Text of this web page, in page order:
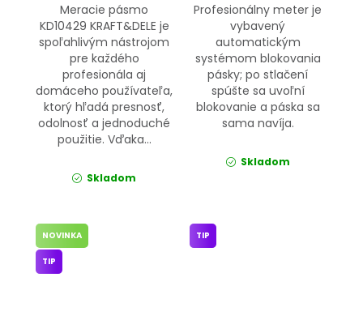
Meracie pásmo
KD10429 KRAFT&DELE je
spoľahlivým nástrojom
pre každého
profesionála aj
domáceho používateľa,
ktorý hľadá presnosť,
odolnosť a jednoduché
použitie. Vďaka...
Skladom
Profesionálny meter je
vybavený
automatickým
systémom blokovania
pásky; po stlačení
spúšte sa uvoľní
blokovanie a páska sa
sama navíja.
Skladom
NOVINKA
TIP
TIP